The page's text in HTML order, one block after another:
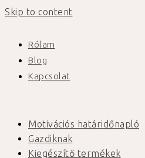
Skip to content
Rólam
Blog
Kapcsolat
Motivációs határidőnapló
Gazdiknak
Kiegészítő termékek